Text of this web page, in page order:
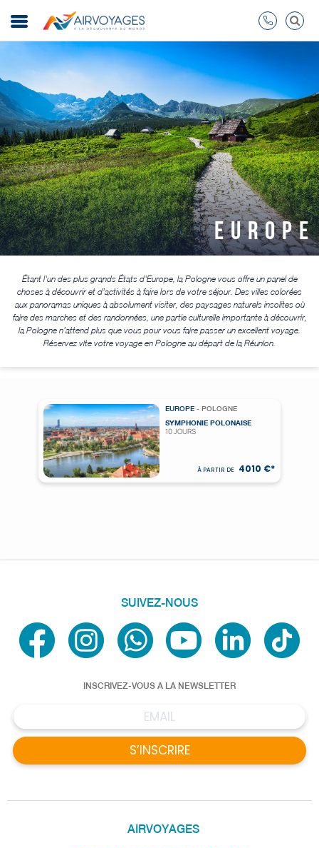
EUROPE
Étant l'un des plus grands États d'Europe, la Pologne vous offre un panel de
choses à découvrir et d’activités à faire lors de votre séjour. Des villes colorées
aux panoramas uniques à absolument visiter, des paysages naturels insolites où
faire des marches et des randonnées, une partie culturelle importante à découvrir,
la Pologne n’attend plus que vous pour vous faire passer un excellent voyage.
Réservez vite votre voyage en Pologne au départ de la Réunion.
EUROPE - POLOGNE
SYMPHONIE POLONAISE
10 JOURS
À PARTIR DE 4010 €*
AIRVOYAGES
SUIVEZ-NOUS
INSCRIVEZ-VOUS A LA NEWSLETTER
S’INSCRIRE